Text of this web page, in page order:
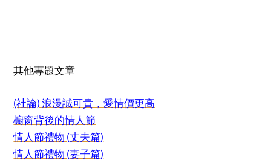
其他專題文章
(社論) 浪漫誠可貴，愛情價更高
櫥窗背後的情人節
情人節禮物 (丈夫篇)
情人節禮物 (妻子篇)